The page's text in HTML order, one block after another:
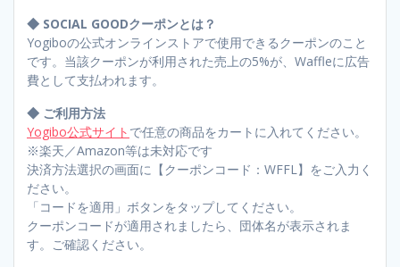
◆ SOCIAL GOODクーポンとは？
Yogiboの公式オンラインストアで使用できるクーポンのこと
です。当該クーポンが利用された売上の5%が、Waffleに広告
費として支払われます。
◆ ご利用方法
Yogibo公式サイト で任意の商品をカートに入れてください。
※楽天／Amazon等は未対応です
決済方法選択の画面に【クーポンコード：WFFL】をご入力く
ださい。
「コードを適用」ボタンをタップしてください。
クーポンコードが適用されましたら、団体名が表示されま
す。ご確認ください。